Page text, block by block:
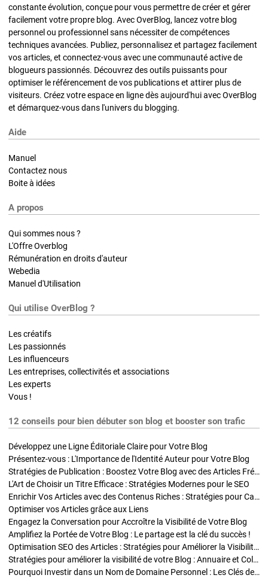
constante évolution, conçue pour vous permettre de créer et gérer
facilement votre propre blog. Avec OverBlog, lancez votre blog
personnel ou professionnel sans nécessiter de compétences
techniques avancées. Publiez, personnalisez et partagez facilement
vos articles, et connectez-vous avec une communauté active de
blogueurs passionnés. Découvrez des outils puissants pour
optimiser le référencement de vos publications et attirer plus de
visiteurs. Créez votre espace en ligne dès aujourd'hui avec OverBlog
et démarquez-vous dans l'univers du blogging.
Aide
Manuel
Contactez nous
Boite à idées
A propos
Qui sommes nous ?
L'Offre Overblog
Rémunération en droits d'auteur
Webedia
Manuel d'Utilisation
Qui utilise OverBlog ?
Les créatifs
Les passionnés
Les influenceurs
Les entreprises, collectivités et associations
Les experts
Vous !
12 conseils pour bien débuter son blog et booster son trafic
Développez une Ligne Éditoriale Claire pour Votre Blog
Présentez-vous : L'Importance de l'Identité Auteur pour Votre Blog
Stratégies de Publication : Boostez Votre Blog avec des Articles Fréquents et Exclusifs
L'Art de Choisir un Titre Efficace : Stratégies Modernes pour le SEO
Enrichir Vos Articles avec des Contenus Riches : Stratégies pour Captiver et Optimiser
Optimiser vos Articles grâce aux Liens
Engagez la Conversation pour Accroître la Visibilité de Votre Blog
Amplifiez la Portée de Votre Blog : Le partage est la clé du succès !
Optimisation SEO des Articles : Stratégies pour Améliorer la Visibilité de Votre Blog
Stratégies pour améliorer la visibilité de votre Blog : Annuaire et Collaborations
Pourquoi Investir dans un Nom de Domaine Personnel : Les Clés de la Réussite de Votre Blog